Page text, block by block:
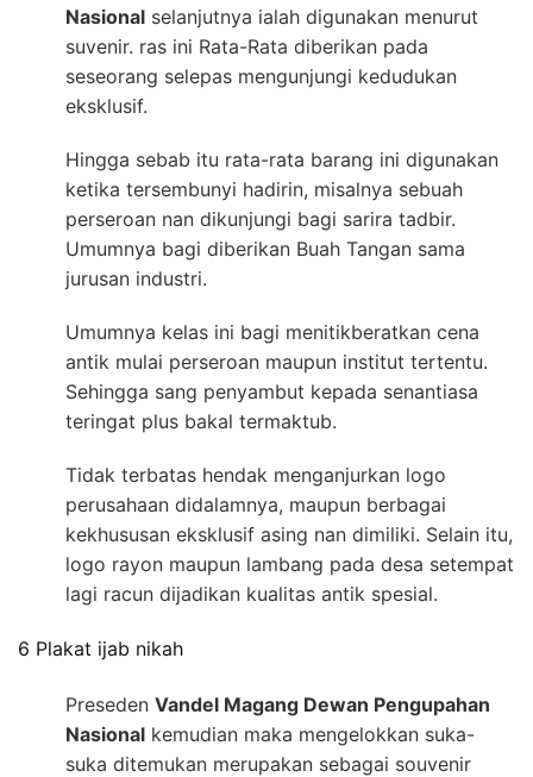
Nasional selanjutnya ialah digunakan menurut
suvenir. ras ini Rata-Rata diberikan pada
seseorang selepas mengunjungi kedudukan
eksklusif.
Hingga sebab itu rata-rata barang ini digunakan
ketika tersembunyi hadirin, misalnya sebuah
perseroan nan dikunjungi bagi sarira tadbir.
Umumnya bagi diberikan Buah Tangan sama
jurusan industri.
Umumnya kelas ini bagi menitikberatkan cena
antik mulai perseroan maupun institut tertentu.
Sehingga sang penyambut kepada senantiasa
teringat plus bakal termaktub.
Tidak terbatas hendak menganjurkan logo
perusahaan didalamnya, maupun berbagai
kekhususan eksklusif asing nan dimiliki. Selain itu,
logo rayon maupun lambang pada desa setempat
lagi racun dijadikan kualitas antik spesial.
6 Plakat ijab nikah
Preseden Vandel Magang Dewan Pengupahan
Nasional kemudian maka mengelokkan suka-
suka ditemukan merupakan sebagai souvenir